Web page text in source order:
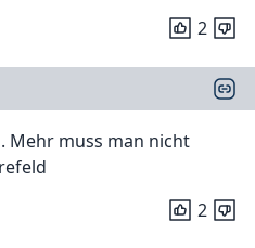
2
Mehr muss man nicht
2